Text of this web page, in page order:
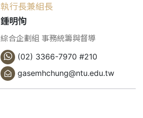
執行長兼組長
鍾明恂
綜合企劃組 事務統籌與督導
(02) 3366-7970 #210
gasemhchung@ntu.edu.tw